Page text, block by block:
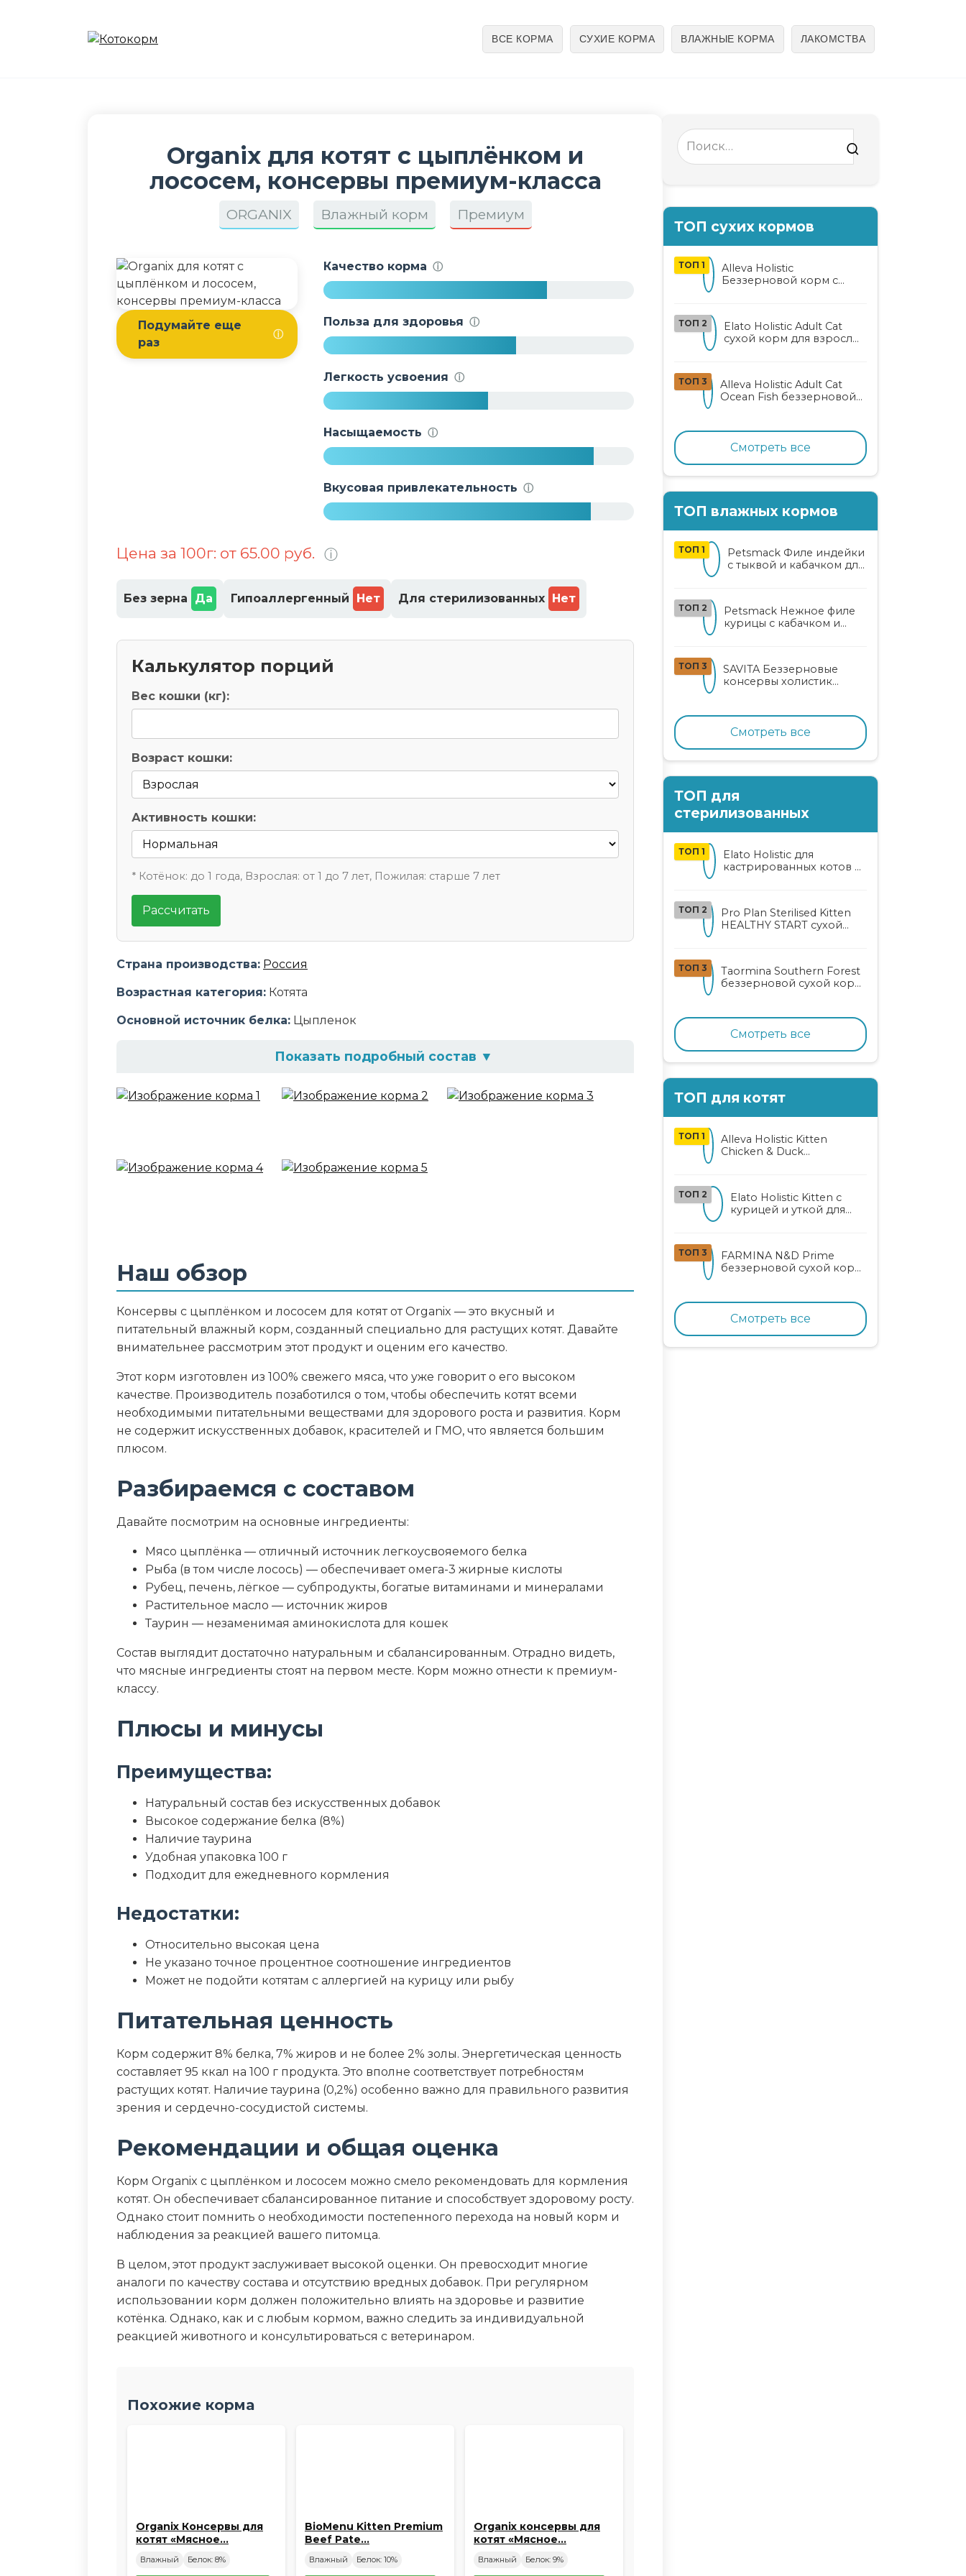
ВСЕ КОРМА СУХИЕ КОРМА ВЛАЖНЫЕ КОРМА ЛАКОМСТВА
Organix для котят с цыплёнком и
лососем, консервы премиум-класса
ORGANIX Влажный корм Премиум
Подумайте еще
раз
ⓘ
Качество корма ⓘ
Польза для здоровья ⓘ
Легкость усвоения ⓘ
Насыщаемость ⓘ
Вкусовая привлекательность ⓘ
Цена за 100г: от 65.00 руб. ⓘ
Без зерна Да Гипоаллергенный Нет Для стерилизованных Нет
Калькулятор порций
Вес кошки (кг):
Возраст кошки:
Активность кошки:
* Котёнок: до 1 года, Взрослая: от 1 до 7 лет, Пожилая: старше 7 лет
Рассчитать
Страна производства: Россия
Возрастная категория: Котята
Основной источник белка: Цыпленок
Показать подробный состав ▼
Состав корма
Аналитический состав
Дополнительные ингредиенты
таурин
Пищевая ценность
Жир (%) 7
Зола (%) 2
Калорийность (ккал/100г)
Наш обзор
Консервы с цыплёнком и лососем для котят от Organix — это вкусный и
питательный влажный корм, созданный специально для растущих котят. Давайте
внимательнее рассмотрим этот продукт и оценим его качество.
Этот корм изготовлен из 100% свежего мяса, что уже говорит о его высоком
качестве. Производитель позаботился о том, чтобы обеспечить котят всеми
необходимыми питательными веществами для здорового роста и развития. Корм
не содержит искусственных добавок, красителей и ГМО, что является большим
плюсом.
Разбираемся с составом
Давайте посмотрим на основные ингредиенты:
Мясо цыплёнка — отличный источник легкоусвояемого белка
Рыба (в том числе лосось) — обеспечивает омега-3 жирные кислоты
Рубец, печень, лёгкое — субпродукты, богатые витаминами и минералами
Растительное масло — источник жиров
Таурин — незаменимая аминокислота для кошек
Состав выглядит достаточно натуральным и сбалансированным. Отрадно видеть,
что мясные ингредиенты стоят на первом месте. Корм можно отнести к премиум-
классу.
Плюсы и минусы
Преимущества:
Натуральный состав без искусственных добавок
Высокое содержание белка (8%)
Наличие таурина
Удобная упаковка 100 г
Подходит для ежедневного кормления
Недостатки:
Относительно высокая цена
Не указано точное процентное соотношение ингредиентов
Может не подойти котятам с аллергией на курицу или рыбу
Питательная ценность
Корм содержит 8% белка, 7% жиров и не более 2% золы. Энергетическая ценность
составляет 95 ккал на 100 г продукта. Это вполне соответствует потребностям
растущих котят. Наличие таурина (0,2%) особенно важно для правильного развития
зрения и сердечно-сосудистой системы.
Рекомендации и общая оценка
Корм Organix с цыплёнком и лососем можно смело рекомендовать для кормления
котят. Он обеспечивает сбалансированное питание и способствует здоровому росту.
Однако стоит помнить о необходимости постепенного перехода на новый корм и
наблюдения за реакцией вашего питомца.
В целом, этот продукт заслуживает высокой оценки. Он превосходит многие
аналоги по качеству состава и отсутствию вредных добавок. При регулярном
использовании корм должен положительно влиять на здоровье и развитие
котёнка. Однако, как и с любым кормом, важно следить за индивидуальной
реакцией животного и консультироваться с ветеринаром.
Похожие корма
Organix Консервы для
котят «Мясное…
Влажный Белок: 8%
BioMenu Kitten Premium
Beef Pate…
Влажный Белок: 10%
Organix консервы для
котят «Мясное…
Влажный Белок: 9%
Search
for:
ТОП сухих кормов
ТОП 1
Alleva Holistic
Беззерновой корм с
ТОП 2
Elato Holistic Adult Cat
сухой корм для взрослых
ТОП 3
Alleva Holistic Adult Cat
Ocean Fish беззерновой
рыбой, коноплей и алоэ
вера
Смотреть все
ТОП влажных кормов
ТОП 1
Petsmack Филе индейки
с тыквой и кабачком для
ТОП 2
Petsmack Нежное филе
курицы с кабачком и
ТОП 3
SAVITA Беззерновые
консервы холистик
Смотреть все
ТОП для
стерилизованных
ТОП 1
Elato Holistic для
кастрированных котов и
ТОП 2
Pro Plan Sterilised Kitten
HEALTHY START сухой
лососем
ТОП 3
Taormina Southern Forest
беззерновой сухой корм
ягодами и овощами
Смотреть все
ТОП для котят
ТОП 1
Alleva Holistic Kitten
Chicken & Duck
ТОП 2
Elato Holistic Kitten с
курицей и уткой для
ТОП 3
FARMINA N&D Prime
беззерновой сухой корм
курицей и гранатом
Смотреть все